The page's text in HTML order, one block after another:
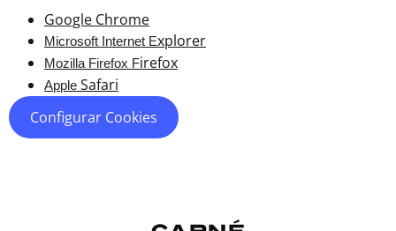
Google Chrome
Microsoft Internet Explorer
Mozilla Firefox Firefox
Apple Safari
Configurar Cookies